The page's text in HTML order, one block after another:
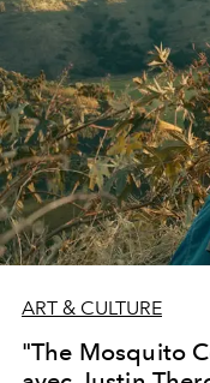
ART & CULTURE
"The Mosquito